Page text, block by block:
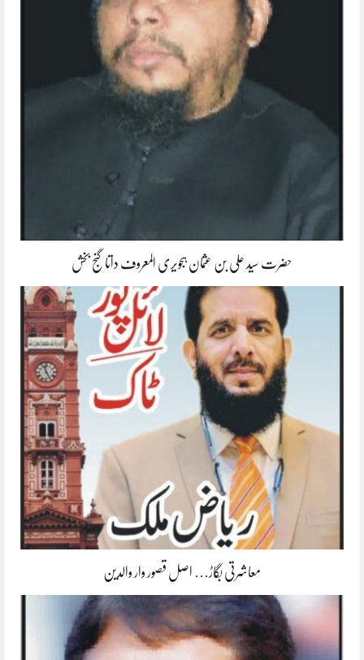
حضرت سید علی بن عثمان ہجویری المعروف داتا گنج بخش
معاشرتی بگاڑ… اصل قصور وار والدین